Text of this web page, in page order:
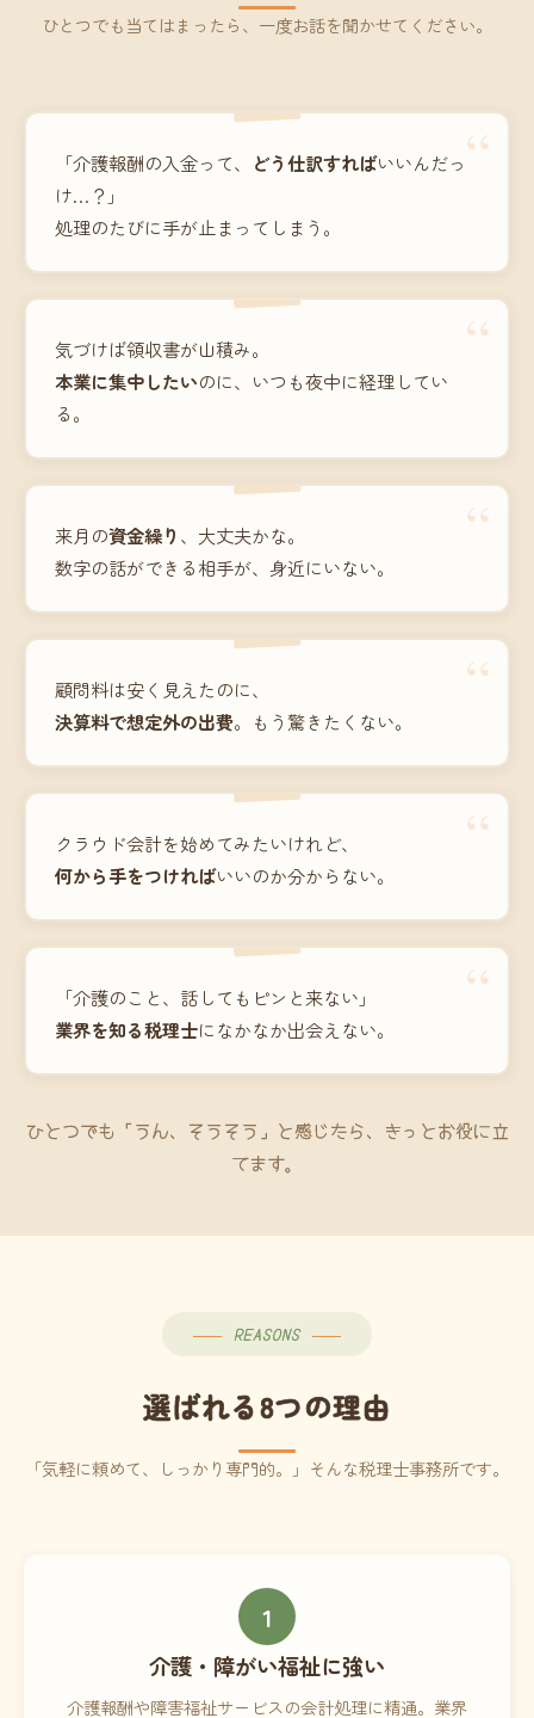
ひとつでも当てはまったら、一度お話を聞かせてください。
“
「介護報酬の入金って、 どう仕訳すればいいんだっ
け…？」
処理のたびに手が止まってしまう。
“
気づけば領収書が山積み。
本業に集中したいのに、いつも夜中に経理してい
る。
“
来月の資金繰り 、大丈夫かな。
数字の話ができる相手が、身近にいない。
“
顧問料は安く見えたのに、
決算料で想定外の出費。もう驚きたくない。
“
クラウド会計を始めてみたいけれど、
何から手をつければいいのか分からない。
“
「介護のこと、話してもピンと来ない」
業界を知る税理士になかなか出会えない。
ひとつでも「うん、そうそう」と感じたら、きっとお役に立
てます。
REASONS
選ばれる8つの理由
「気軽に頼めて、しっかり専門的。」そんな税理士事務所です。
1
介護・障がい福祉に強い
介護報酬や障害福祉サービスの会計処理に精通。業界